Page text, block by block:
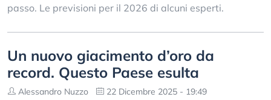
passo. Le previsioni per il 2026 di alcuni esperti.
Un nuovo giacimento d’oro da
record. Questo Paese esulta
Alessandro Nuzzo 22 Dicembre 2025 - 19:49